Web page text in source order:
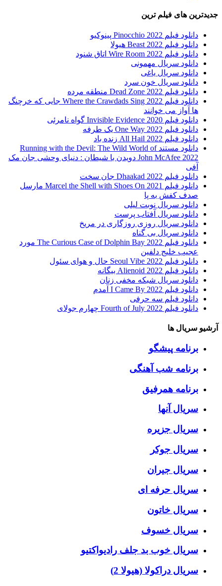
جدیدترین های فیلم ترین
دانلود فیلم Pinocchio 2022 پینوکیو
دانلود فیلم Beast 2022 هیولا
دانلود فیلم Wire Room 2022 اتاق شنود
دانلود سریال مهمونی
دانلود سریال یاغی
دانلود سریال خون سرد
دانلود فیلم 2022 Dead Zone منطقه مرده
دانلود فیلم Where the Crawdads Sing 2022 جایی که خرچنگ
ها آواز می خوانند
دانلود فیلم 2020 Invisible Evidence گواه نامرئی
دانلود فیلم One Way 2022 یک طرفه
دانلود فیلم All Hail 2022 زنده باد
دانلود مستند Running with the Devil: The Wild World of
John McAfee 2022 دویدن با شیطان : دنیای وحشی جان مک
آفی
دانلود فیلم Dhaakad 2022 جان سخت
دانلود فیلم Marcel the Shell with Shoes On 2021 مارسل
صدف کفش به پا
دانلود سریال نوبت لیلی
دانلود سریال آفتاب پرست
دانلود سریال روزی روزگاری در مریخ
دانلود سریال بی گناه
دانلود فیلم The Curious Case of Dolphin Bay 2022 مورد
عجیب خلیج دلفین
دانلود فیلم Seoul Vibe 2022 حال و هوای سئول
دانلود فیلم Alienoid 2022 بیگانه
دانلود سریال شبکه مخفی زنان
دانلود فیلم I Came By 2022 آمدم
دانلود فیلم سه حرفی
دانلود فیلم Fourth of July 2022 چهارم جولای
آرشیو سریال ها
برنامه پیشگو
برنامه شب آهنگی
برنامه همرفیق
سریال آنها
سریال جزیره
سریال جوکر
سریال جیران
سریال حرفه ای
سریال خاتون
سریال خسوف
سریال خوب بد جلف رادیواکتیو
سریال دراکولا (هیولا 2)